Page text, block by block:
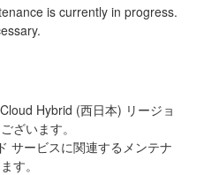
is currently in progress.
Hybrid (西日本) リージョ
ざいます。
サービスに関連するメンテナ
す。